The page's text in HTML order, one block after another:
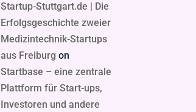
Startup-Stuttgart.de | Die
Erfolgsgeschichte zweier
Medizintechnik-Startups
aus Freiburg on
Startbase – eine zentrale
Plattform für Start-ups,
Investoren und andere